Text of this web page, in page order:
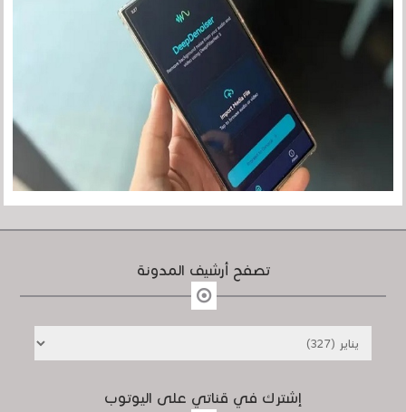
تصفح أرشيف المدونة
إشترك في قناتي على اليوتوب